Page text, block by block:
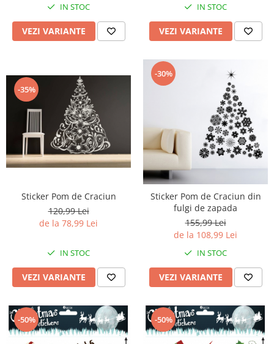
IN STOC
VEZI VARIANTE
IN STOC
VEZI VARIANTE
-35%
Sticker Pom de Craciun
120,99 Lei
de la 78,99 Lei
IN STOC
VEZI VARIANTE
-30%
Sticker Pom de Craciun din
fulgi de zapada
155,99 Lei
de la 108,99 Lei
IN STOC
VEZI VARIANTE
-50% -50%